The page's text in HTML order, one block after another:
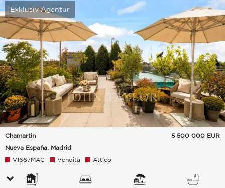
Exklusiv Agentur
Chamartin
Nueva España, Madrid
5 500 000 EUR
V1667MAC Vendita Attico